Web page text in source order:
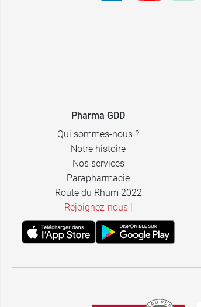
Pharma GDD
Qui sommes-nous ?
Notre histoire
Nos services
Parapharmacie
Route du Rhum 2022
Rejoignez-nous !